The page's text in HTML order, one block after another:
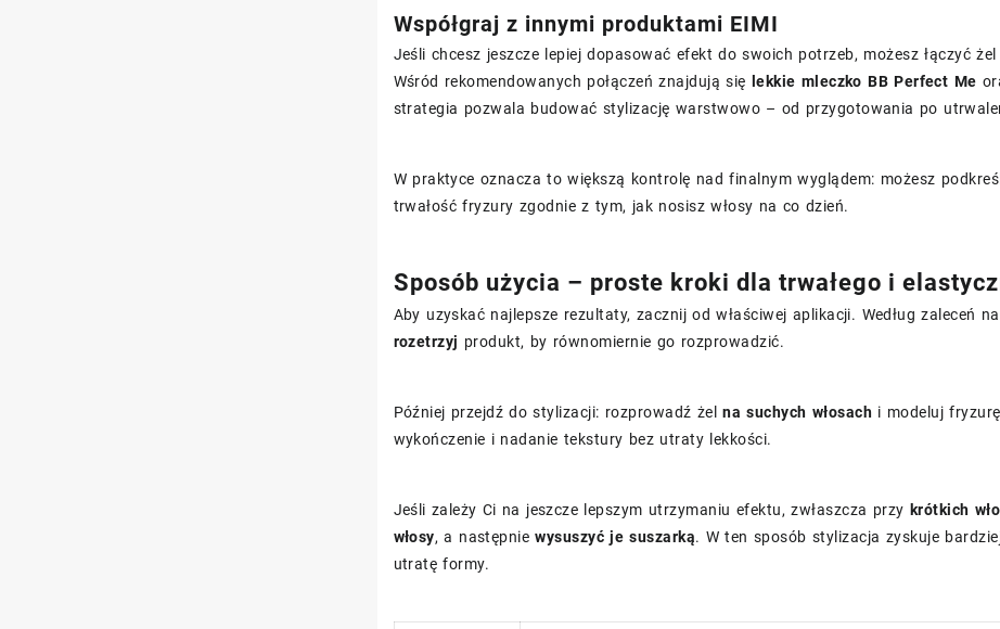
Współgraj z innymi produktami EIMI
Jeśli chcesz jeszcze lepiej dopasować efekt do swoich potrzeb, możesz łączyć
Wśród rekomendowanych połączeń znajdują się
lekkie mleczko BB Perfect Me
strategia pozwala budować stylizację warstwowo – od przygotowania po
W praktyce oznacza to większą kontrolę nad finalnym wyglądem: możesz
trwałość fryzury zgodnie z tym, jak nosisz włosy na co dzień.
Sposób użycia – proste kroki dla trwałego i
Aby uzyskać najlepsze rezultaty, zacznij od właściwej aplikacji. Według zaleceń
rozetrzyj produkt, by równomiernie go rozprowadzić.
Później przejdź do stylizacji: rozprowadź żelna suchych włosach i modeluj
wykończenie i nadanie tekstury bez utraty lekkości.
Jeśli zależy Ci na jeszcze lepszym utrzymaniu efektu, zwłaszcza przy krótkich
włosy, a następniewysuszyć je suszarką. W ten sposób stylizacja zyskuje
utratę formy.